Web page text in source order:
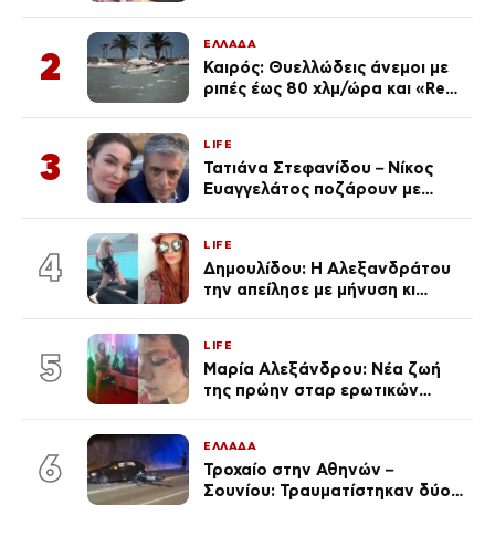
2
ΕΛΛΑΔΑ
Καιρός: Θυελλώδεις άνεμοι με
ριπές έως 80 χλμ/ώρα και «Red
3
LIFE
Τατιάνα Στεφανίδου – Νίκος
Ευαγγελάτος ποζάρουν με
4
LIFE
Δημουλίδου: Η Αλεξανδράτου
την απείλησε με μήνυση κι
ποια είσαι σοκαρίστικα»
5
LIFE
Μαρία Αλεξάνδρου: Νέα ζωή
της πρώην σταρ ερωτικών
(Φωτογραφίες)
6
ΕΛΛΑΔΑ
Τροχαίο στην Αθηνών –
Σουνίου: Τραυματίστηκαν δύο